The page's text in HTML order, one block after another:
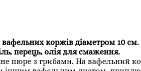
коржів діаметром 10
перець, олія для смаження.
пюре з грибами. На вафельний